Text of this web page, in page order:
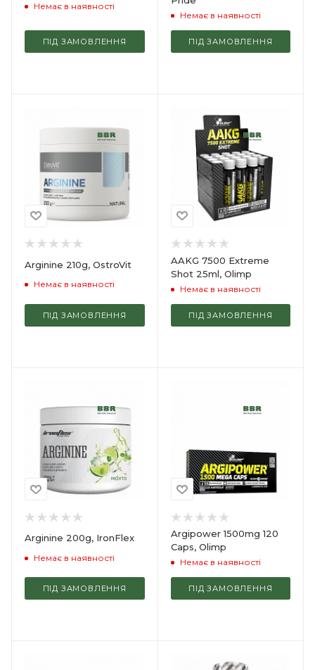
Немає в наявності
ПІД ЗАМОВЛЕННЯ
Немає в наявності
ПІД ЗАМОВЛЕННЯ
Arginine 210g, OstroVit
Немає в наявності
ПІД ЗАМОВЛЕННЯ
AAKG 7500 Extreme
Shot 25ml, Olimp
Немає в наявності
ПІД ЗАМОВЛЕННЯ
Arginine 200g, IronFlex
Немає в наявності
ПІД ЗАМОВЛЕННЯ
Argipower 1500mg 120
Caps, Olimp
Немає в наявності
ПІД ЗАМОВЛЕННЯ